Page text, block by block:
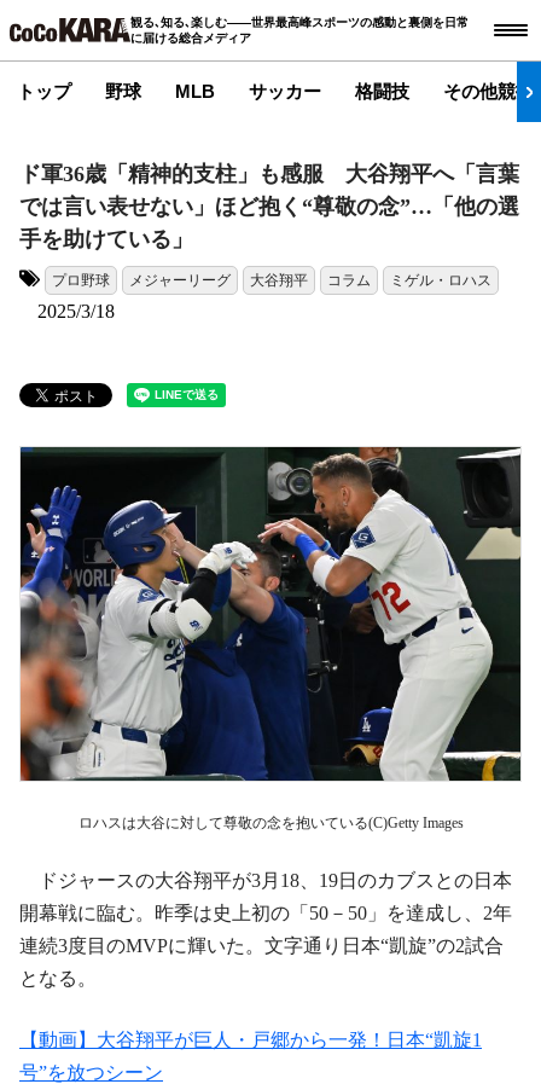
観る､知る､楽しむ――世界最高峰スポーツの感動と裏側を日常
に届ける総合メディア
トップ 野球 MLB サッカー 格闘技 その他競技
ド軍36歳「精神的支柱」も感服 大谷翔平へ「言葉
では言い表せない」ほど抱く“尊敬の念”…「他の選
手を助けている」
プロ野球 メジャーリーグ 大谷翔平 コラム ミゲル・ロハス
2025/3/18
ロハスは大谷に対して尊敬の念を抱いている(C)Getty Images
ドジャースの大谷翔平が3月18、19日のカブスとの日本
開幕戦に臨む。昨季は史上初の「50－50」を達成し、2年
連続3度目のMVPに輝いた。文字通り日本“凱旋”の2試合
となる。
【動画】大谷翔平が巨人・戸郷から一発！日本“凱旋1
号”を放つシーン